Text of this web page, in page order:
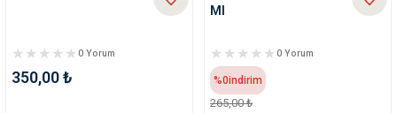
0 Yorum
350,00 ₺
Ml
0 Yorum
%0indirim
265,00 ₺